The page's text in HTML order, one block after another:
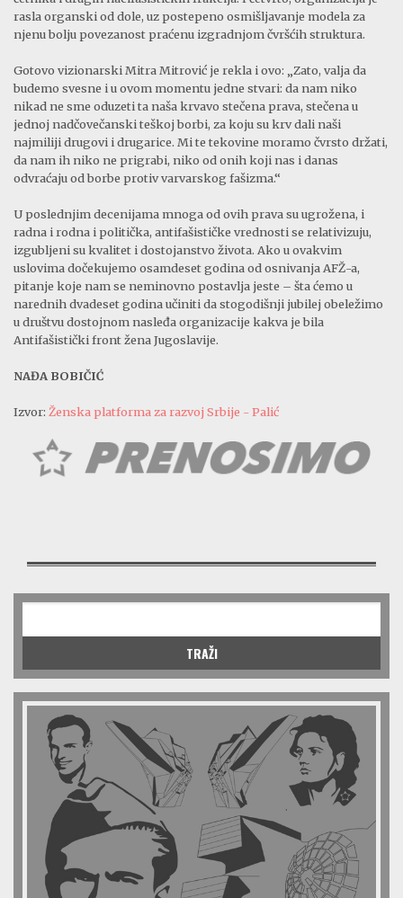
rasla organski od dole, uz postepeno osmišljavanje modela za
njenu bolju povezanost praćenu izgradnjom čvršćih struktura.
Gotovo vizionarski Mitra Mitrović je rekla i ovo: „Zato, valja da
budemo svesne i u ovom momentu jedne stvari: da nam niko
nikad ne sme oduzeti ta naša krvavo stečena prava, stečena u
jednoj nadčovečanski teškoj borbi, za koju su krv dali naši
najmiliji drugovi i drugarice. Mi te tekovine moramo čvrsto držati,
da nam ih niko ne prigrabi, niko od onih koji nas i danas
odvraćaju od borbe protiv varvarskog fašizma.“
U poslednjim decenijama mnoga od ovih prava su ugrožena, i
radna i rodna i politička, antifašističke vrednosti se relativizuju,
izgubljeni su kvalitet i dostojanstvo života. Ako u ovakvim
uslovima dočekujemo osamdeset godina od osnivanja AFŽ-a,
pitanje koje nam se neminovno postavlja jeste – šta ćemo u
narednih dvadeset godina učiniti da stogodišnji jubilej obeležimo
u društvu dostojnom nasleđa organizacije kakva je bila
Antifašistički front žena Jugoslavije.
NAĐA BOBIČIĆ
Izvor: Ženska platforma za razvoj Srbije - Palić